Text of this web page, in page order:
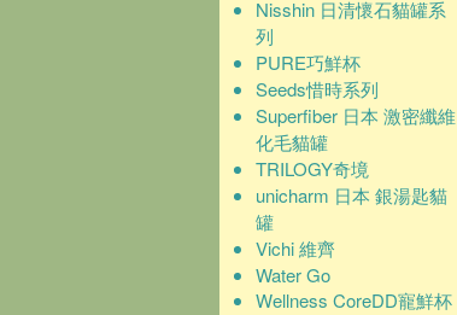
Nisshin 日清懷石貓罐系
列
PURE巧鮮杯
Seeds惜時系列
Superfiber 日本 激密纖維
化毛貓罐
TRILOGY奇境
unicharm 日本 銀湯匙貓
罐
Vichi 維齊
Water Go
Wellness CoreDD寵鮮杯